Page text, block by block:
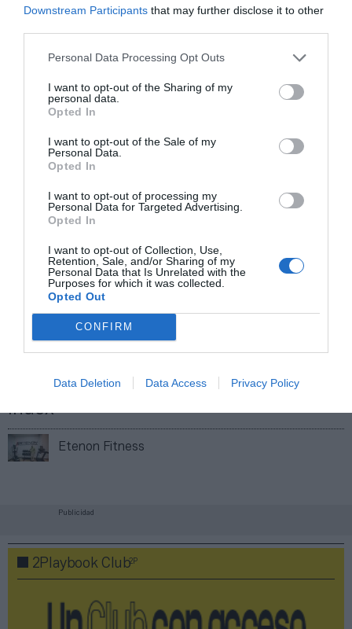
Downstream Participants that may further disclose it to other
Personal Data Processing Opt Outs
I want to opt-out of the Sharing of my
personal data.
Opted In
I want to opt-out of the Sale of my
Personal Data.
Opted In
I want to opt-out of processing my
Personal Data for Targeted Advertising.
Opted In
I want to opt-out of Collection, Use,
Retention, Sale, and/or Sharing of my
Personal Data that Is Unrelated with the
Purposes for which it was collected.
Opted Out
CONFIRM
Data Deletion Data Access Privacy Policy
Índex
Etenon Fitness
entrenamiento de alto rendimiento con una experiencia
por su enfoque en la personalización, mostrando
colores y diseños, una propuesta que conecta con la
creciente demanda de diferenciación por parte de los
operadores.
Etenon reforzar su posicionamiento como especialista
en fuerza, consolidar relaciones con clientes y
entorno cada vez más competitivo.
Añadir
de forma gratuita
Mantente informado con las últimas noticias de actualidad.
ACTIVAR AHORA
Publicidad
2Playbook Club2P